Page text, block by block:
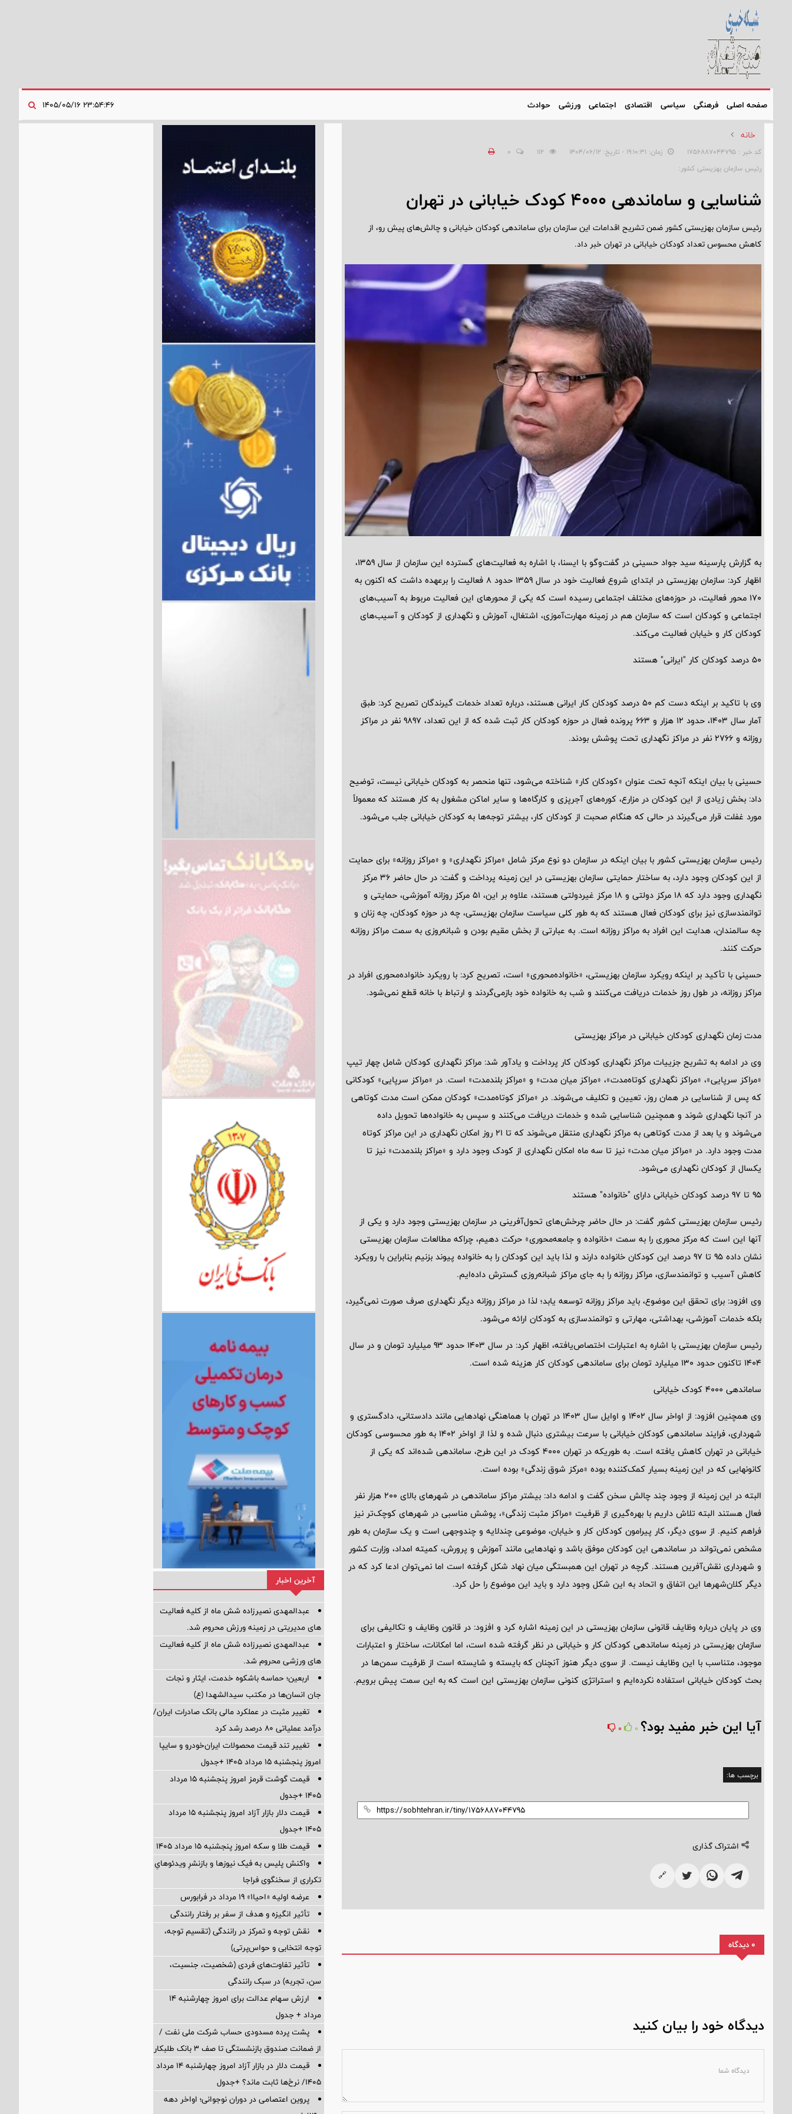
صفحه اصلی فرهنگی سیاسی اقتصادی اجتماعی ورزشی حوادث
خانه
کد خبر : 1756887044795 زمان: ۱۹:۱۰:۳۱ - تاریخ: ۱۴۰۴/۰۶/۱۲
0
رئیس سازمان بهزیستی کشور:
شناسایی و ساماندهی ۴۰۰۰ کودک خیابانی در تهران
رئیس سازمان بهزیستی کشور ضمن تشریح اقدامات این سازمان برای ساماندهی کودکان خیابانی و چالش‌های پیش رو،‌ از
کاهش محسوس تعداد کودکان خیابانی در تهران خبر داد.
به گزارش پارسینه سید جواد حسینی در گفت‌وگو با ایسنا، با اشاره به فعالیت‌های گسترده این سازمان از سال 1359،
اظهار کرد: سازمان بهزیستی در ابتدای شروع فعالیت خود در سال 1359 حدود 8 فعالیت را برعهده داشت که اکنون به
170 محور فعالیت، در حوزه‌های مختلف اجتماعی رسیده است که یکی از محورهای این فعالیت مربوط به آسیب‌های
اجتماعی و کودکان است که سازمان هم در زمینه مهارت‌آموزی، اشتغال، آموزش و نگهداری از کودکان و آسیب‌های
کودکان کار و خیابان فعالیت می‌کند.
50 درصد کودکان کار "ایرانی" هستند
وی با تاکید بر اینکه دست کم 50 درصد کودکان کار ایرانی هستند، درباره تعداد خدمات گیرندگان تصریح کرد: طبق
آمار سال 1403، حدود 12 هزار و 663 پرونده فعال در حوزه کودکان کار ثبت شده که از این تعداد، 9897 نفر در مراکز
روزانه و 2766 نفر در مراکز نگهداری تحت پوشش بودند.
حسینی با بیان اینکه آنچه تحت عنوان «کودکان کار» شناخته می‌شود، تنها منحصر به کودکان خیابانی نیست، توضیح
داد: بخش زیادی از این کودکان در مزارع، کوره‌های آجرپزی و کارگاه‌ها و سایر اماکن مشغول به کار هستند که معمولاً
مورد غفلت قرار می‌گیرند در حالی که هنگام صحبت از کودکان کار، بیشتر توجه‌ها به کودکان خیابانی جلب می‌شود.
رئیس سازمان بهزیستی کشور با بیان اینکه در سازمان دو نوع مرکز شامل «مراکز نگهداری» و «مراکز روزانه» برای حمایت
از این کودکان وجود دارد، به ساختار حمایتی سازمان بهزیستی در این زمینه پرداخت و گفت: در حال حاضر 36 مرکز
نگهداری وجود دارد که 18 مرکز دولتی و 18 مرکز غیردولتی هستند، علاوه بر این،‌ 51 مرکز روزانه آموزشی، حمایتی و
توانمندسازی نیز برای کودکان فعال هستند که به طور کلی سیاست سازمان بهزیستی، چه در حوزه کودکان، چه زنان و
چه سالمندان، هدایت این افراد به مراکز روزانه است. به عبارتی از بخش مقیم بودن و شبانه‌روزی به سمت مراکز روزانه
حرکت کنند.
حسینی با تأکید بر اینکه رویکرد سازمان بهزیستی، «خانواده‌محوری» است، تصریح کرد: با رویکرد خانواده‌محوری افراد در
مراکز روزانه، در طول روز خدمات دریافت می‌کنند و شب به خانواده خود بازمی‌گردند و ارتباط با خانه قطع نمی‌شود.
مدت زمان نگهداری کودکان خیابانی در مراکز بهزیستی
وی در ادامه به تشریح جزییات مراکز نگهداری کودکان کار پرداخت و یادآور شد: مراکز نگهداری کودکان شامل چهار تیپ
«مراکز سرپایی»، «مراکز نگهداری کوتاه‌مدت»، «مراکز میان مدت» و «مراکز بلندمدت» است. در «مراکز سرپایی» کودکانی
که پس از شناسایی در همان روز،‌ تعیین و تکلیف می‌شوند. در «مراکز کوتاه‌مدت» کودکان ممکن است مدت کوتاهی
در آنجا نگهداری شوند و همچنین شناسایی شده و خدمات دریافت می‌کنند و سپس به خانواده‌ها تحویل داده
می‌شوند و یا بعد از مدت کوتاهی به مراکز نگهداری منتقل می‌شوند که تا 21 روز امکان نگهداری در این مراکز کوتاه
مدت وجود دارد. در «مراکز میان مدت» نیز تا سه ماه امکان نگهداری از کودک وجود دارد و «مراکز بلندمدت» نیز تا
یکسال از کودکان نگهداری می‌شود.
95 تا 97 درصد کودکان خیابانی دارای "خانواده" هستند
رئیس سازمان بهزیستی کشور گفت: در حال حاضر چرخش‌های تحول‌آفرینی در سازمان بهزیستی وجود دارد و یکی از
آنها این است که مرکز محوری را به سمت «خانواده و جامعه‌محوری» حرکت دهیم، چراکه مطالعات سازمان بهزیستی
نشان داده‌ 95 تا 97 درصد این کودکان خانواده دارند و لذا باید این کودکان را به خانواده پیوند بزنیم بنابراین با رویکرد
کاهش آسیب و توانمندسازی، مراکز روزانه را به جای مراکز شبانه‌روزی گسترش داده‌ایم.
وی افزود: برای تحقق این موضوع، باید مراکز روزانه توسعه یابد؛ لذا در مراکز روزانه دیگر نگهداری صرف صورت نمی‌گیرد،
بلکه خدمات آموزشی، بهداشتی، مهارتی و توانمندسازی به کودکان ارائه می‌شود.
رئیس سازمان بهزیستی با اشاره به اعتبارات اختصاص‌یافته، اظهار کرد: در سال 1403 حدود 93 میلیارد تومان و در سال
1404 تاکنون حدود 130 میلیارد تومان برای ساماندهی کودکان کار هزینه شده است.
ساماندهی 4000 کودک خیابانی
وی همچنین افزود: از اواخر سال 1402 و اوایل سال 1403 در تهران با هماهنگی نهادهایی مانند دادستانی، دادگستری و
شهرداری، فرایند ساماندهی کودکان خیابانی با سرعت بیشتری دنبال شده و لذا از اواخر 1402 به طور محسوسی کودکان
خیابانی در تهران کاهش یافته است. به طوریکه در تهران 4000 کودک در این طرح، ساماندهی شده‌اند که یکی از
کانونهایی که در این زمینه بسیار کمک‌کننده بوده «مرکز شوق زندگی» بوده است.
البته در این زمینه از وجود چند چالش سخن گفت و ادامه داد: بیشتر مراکز ساماندهی در شهرهای بالای 200 هزار نفر
فعال هستند البته تلاش داریم با بهره‌گیری از ظرفیت «مراکز مثبت زندگی»، پوشش مناسبی در شهرهای کوچک‌تر نیز
فراهم کنیم. از سوی دیگر، کار پیرامون کودکان کار و خیابان، موضوعی چندلایه و چندوجهی است و یک سازمان به طور
مشخص نمی‌تواند در ساماندهی این کودکان موفق باشد و نهادهایی مانند آموزش و پرورش، کمیته امداد، وزارت کشور
و شهرداری نقش‌آفرین هستند. گرچه در تهران این همبستگی میان نهاد شکل گرفته است اما نمی‌توان ادعا کرد که در
دیگر کلان‌شهرها این اتفاق و اتحاد به این شکل وجود دارد و باید این موضوع را حل کرد.
وی در پایان درباره وظایف قانونی سازمان بهزیستی در این زمینه اشاره کرد و افزود: در قانون وظایف و تکالیفی برای
سازمان بهزیستی در زمینه ساماندهی کودکان کار و خیابانی در نظر گرفته شده است، اما امکانات، ساختار و اعتبارات
موجود، متناسب با این وظایف نیست. از سوی دیگر هنوز آنچنان که بایسته و شایسته است از ظرفیت سمن‌ها در
بحث کودکان خیابانی استفاده نکرده‌ایم و استراتژی کنونی سازمان بهزیستی این است که به این سمت پیش برویم.
آیا این خبر مفید بود؟ 0
0
برچسب ها:
اشتراک گذاری
🔗
0 دیدگاه
دیدگاه خود را بیان کنید
آخرین اخبار
عبدالمهدی نصیرزاده شش ماه از کلیه فعالیت
های مدیریتی در زمینه ورزش محروم شد.
عبدالمهدی نصیرزاده شش ماه از کلیه فعالیت
های ورزشی محروم شد.
اربعین؛ حماسه باشکوه خدمت، ایثار و نجات
جان انسان‌ها در مکتب سیدالشهدا (ع)
تغییر مثبت در عملکرد مالی بانک صادرات ایران/
درآمد عملیاتی 80 درصد رشد کرد
تغییر تند قیمت محصولات ایران‌خودرو و سایپا
امروز پنجشنبه ۱۵ مرداد ۱۴۰۵ +جدول
قیمت گوشت قرمز امروز پنجشنبه ۱۵ مرداد
۱۴۰۵ +جدول
قیمت دلار بازار آزاد امروز پنجشنبه ۱۵ مرداد
۱۴۰۵ +جدول
قیمت طلا و سکه امروز پنجشنبه ۱۵ مرداد ۱۴۰۵
واکنش پلیس به فیک نیوزها و بازنشرِ ویدئوهایِ
تکراری از سخنگوی فراجا
عرضه اولیه «احیا۱» ۱۹ مرداد در فرابورس
تأثیر انگیزه و هدف از سفر بر رفتار رانندگی
نقش توجه و تمرکز در رانندگی (تقسیم توجه،
توجه انتخابی و حواس‌پرتی)
تأثیر تفاوت‌های فردی (شخصیت، جنسیت،
سن، تجربه) در سبک رانندگی
ارزش سهام عدالت برای امروز چهارشنبه ۱۴
مرداد + جدول
پشت پرده‌ مسدودی حساب شرکت ملی نفت /
از ضمانت صندوق بازنشستگی تا صف ۳ بانک طلبکار
قیمت دلار در بازار آزاد امروز چهارشنبه ۱۴ مرداد
۱۴۰۵/ نرخ‌ها ثابت ماند؟ +جدول
پروین اعتصامی در دوران نوجوانی؛ اواخر دهه